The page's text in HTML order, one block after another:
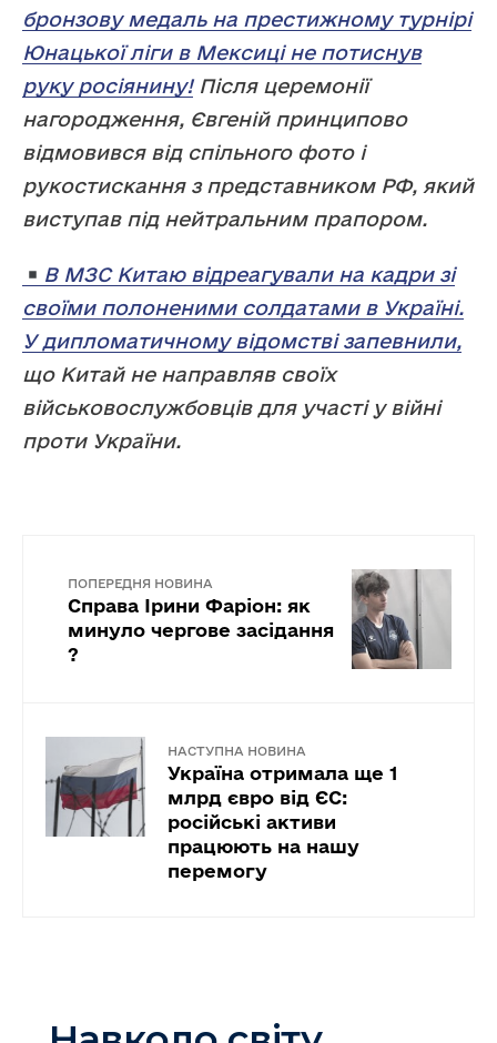
бронзову медаль на престижному турнірі
Юнацької ліги в Мексиці не потиснув
руку росіянину!Після церемонії
нагородження, Євгеній принципово
відмовився від спільного фото і
рукостискання з представником РФ, який
виступав під нейтральним прапором.
В МЗС Китаю відреагували на кадри зі
своїми полоненими солдатами в Україні.
У дипломатичному відомстві запевнили,
що Китай не направляв своїх
військовослужбовців для участі у війні
проти України.
ПОПЕРЕДНЯ НОВИНА
Справа Ірини Фаріон: як
минуло чергове засідання
?
НАСТУПНА НОВИНА
Україна отримала ще 1
млрд євро від ЄС:
російські активи
працюють на нашу
перемогу